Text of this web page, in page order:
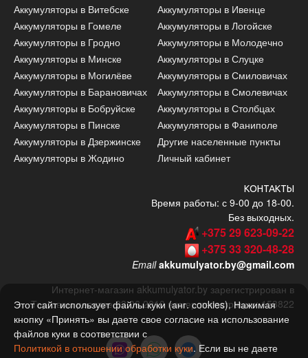
Аккумуляторы в Витебске
Аккумуляторы в Гомеле
Аккумуляторы в Гродно
Аккумуляторы в Минске
Аккумуляторы в Могилёве
Аккумуляторы в Барановичах
Аккумуляторы в Бобруйске
Аккумуляторы в Пинске
Аккумуляторы в Дзержинске
Аккумуляторы в Жодино
Аккумуляторы в Ивенце
Аккумуляторы в Логойске
Аккумуляторы в Молодечно
Аккумуляторы в Слуцке
Аккумуляторы в Смиловичах
Аккумуляторы в Смолевичах
Аккумуляторы в Столбцах
Аккумуляторы в Фаниполе
Другие населенные пункты
Личный кабинет
КОНТАКТЫ
Время работы: с 9-00 до 18-00.
Без выходных.
+375 29 623-09-22
+375 33 320-48-28
Email akkumulyator.by@gmail.com
Интернет-магазин akkumulyator.by зарегистрирован в
Торговом реестре 03.06.2010 номер регистрации: 153822
Этот сайт использует файлы куки (анг. сookies). Нажимая
кнопку «Принять» вы даете свое согласие на использование
файлов куки в соответствии с
Политикой в отношении обработки куки. Если вы не даете